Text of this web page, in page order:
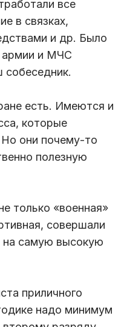
все
в связках,
и др. Было
армии и МЧС
есть. Имеются и
которые
они почему-то
полезную
только «военная»
совершали
на самую высокую
приличного
надо минимум